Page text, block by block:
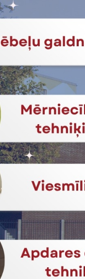
pili, šokolādes
iepazīstot Meža
pils ekspozīcijas